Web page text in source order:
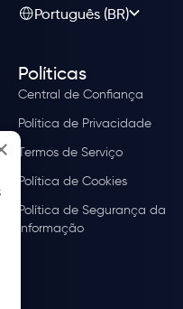
Português (BR)
Políticas
Central de Confiança
Política de Privacidade
Termos de Serviço
Política de Cookies
Política de Segurança da
Informação